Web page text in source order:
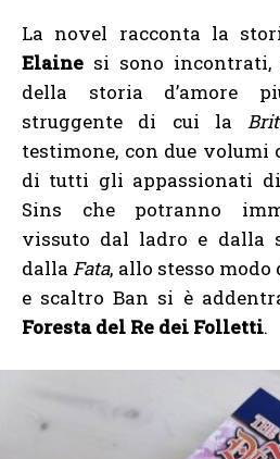
La novel racconta la
Elaine si sono
della storia d’amore
struggente di cui la
testimone, con due volumi
di tutti gli appassionati di
Sins che potranno
vissuto dal ladro e dalla
dallaFata, allo stesso
e scaltro Ban si è
Foresta del Re dei Folletti.